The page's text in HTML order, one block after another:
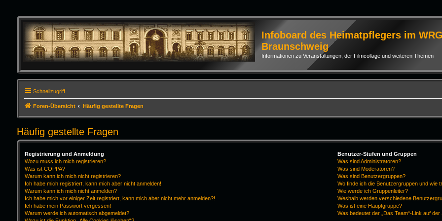
Infoboard des Heimatpflegers im WRG
Braunschweig
Informationen zu Veranstaltungen, der Filmcollage und weiteren Themen
Schnellzugriff
Foren-Übersicht Häufig gestellte Fragen
Häufig gestellte Fragen
Registrierung und Anmeldung
Wozu muss ich mich registrieren?
Was ist COPPA?
Warum kann ich mich nicht registrieren?
Ich habe mich registriert, kann mich aber nicht anmelden!
Warum kann ich mich nicht anmelden?
Ich habe mich vor einiger Zeit registriert, kann mich aber nicht mehr anmelden?!
Ich habe mein Passwort vergessen!
Warum werde ich automatisch abgemeldet?
Benutzer-Stufen und Gruppen
Was sind Administratoren?
Was sind Moderatoren?
Was sind Benutzergruppen?
Wo finde ich die Benutzergruppen und wie
Wie werde ich Gruppenleiter?
Weshalb werden verschiedene
Was ist eine Hauptgruppe?
Was bedeutet der „Das Team“-Link auf der